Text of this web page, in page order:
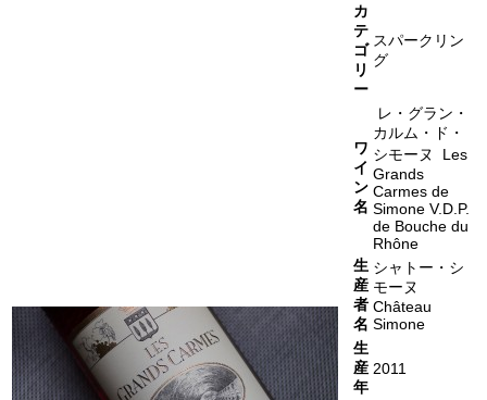
カ
テ
ゴ
リ
ー
スパークリン
グ
ワ
イ
ン
名
レ・グラン・
カルム・ド・
シモーヌ Les
Grands
Carmes de
Simone V.D.P.
de Bouche du
Rhône
生
産
者
名
シャトー・シ
モーヌ
Château
Simone
生
産
年
2011